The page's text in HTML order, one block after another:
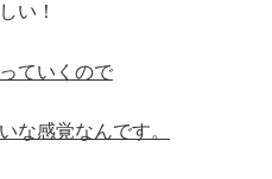
い！
ていくので
な感覚なんです。